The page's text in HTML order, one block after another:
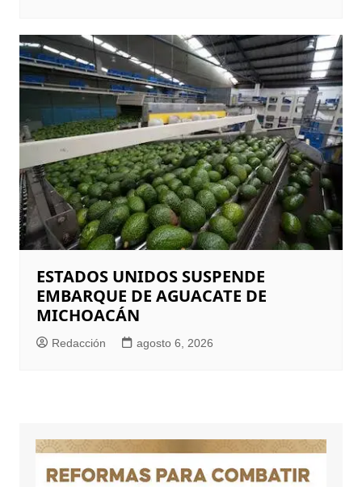
ESTADOS UNIDOS SUSPENDE
EMBARQUE DE AGUACATE DE
MICHOACÁN
Redacción agosto 6, 2026